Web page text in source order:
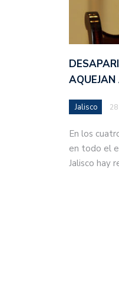
Jalisco
En los
en todo el
Jalisco hay